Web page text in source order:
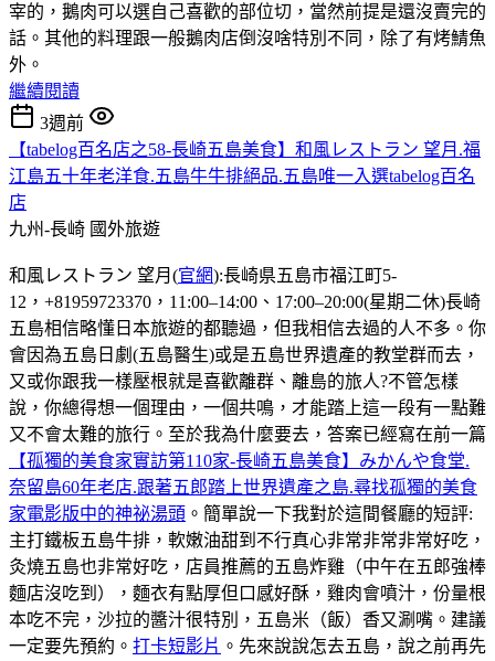
宰的，鵝肉可以選自己喜歡的部位切，當然前提是還沒賣完的
話。其他的料理跟一般鵝肉店倒沒啥特別不同，除了有烤鯖魚
外。
繼續閱讀
3週前
【tabelog百名店之58-長崎五島美食】和風レストラン 望月.福
江島五十年老洋食.五島牛牛排絕品.五島唯一入選tabelog百名
店
九州-長崎 國外旅遊
和風レストラン 望月(官網):長崎県五島市福江町5-
12，+81959723370，11:00–14:00、17:00–20:00(星期二休)長崎
五島相信略懂日本旅遊的都聽過，但我相信去過的人不多。你
會因為五島日劇(五島醫生)或是五島世界遺產的教堂群而去，
又或你跟我一樣壓根就是喜歡離群、離島的旅人?不管怎樣
說，你總得想一個理由，一個共鳴，才能踏上這一段有一點難
又不會太難的旅行。至於我為什麼要去，答案已經寫在前一篇
【孤獨的美食家實訪第110家-長崎五島美食】みかんや食堂.
奈留島60年老店.跟著五郎踏上世界遺產之島.尋找孤獨的美食
家電影版中的神祕湯頭 。簡單說一下我對於這間餐廳的短評:
主打鐵板五島牛排，軟嫩油甜到不行真心非常非常非常好吃，
灸燒五島也非常好吃，店員推薦的五島炸雞（中午在五郎強棒
麵店沒吃到），麵衣有點厚但口感好酥，雞肉會噴汁，份量根
本吃不完，沙拉的醬汁很特別，五島米（飯）香又涮嘴。建議
一定要先預約。 打卡短影片 。先來說說怎去五島，說之前再先